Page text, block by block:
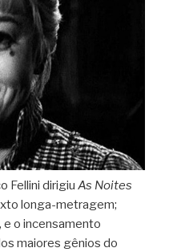
Fellini dirigiu As Noites
longa-metragem;
, e o incensamento
maiores gênios do